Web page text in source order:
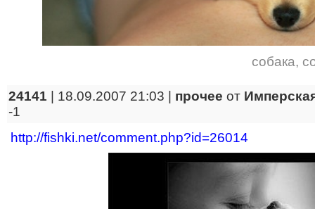
собака,
24141 | 18.09.2007 21:03 | прочее от
-1
http://fishki.net/comment.php?id=26014